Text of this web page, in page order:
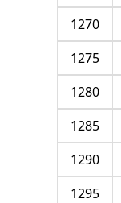
1270
1275
1280
1285
1290
1295